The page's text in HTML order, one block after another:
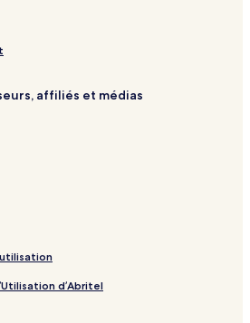
affiliés et médias
d’Abritel